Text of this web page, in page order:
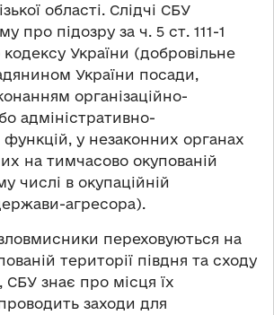
області. Слідчі СБУ
про підозру за ч. 5 ст. 111-1
України (добровільне
України посади,
організаційно-
адміністративно-
у незаконних органах
на тимчасово окупованій
числі в окупаційній
агресора).
переховуються на
території півдня та сходу
СБУ знає про місця їх
заходи для